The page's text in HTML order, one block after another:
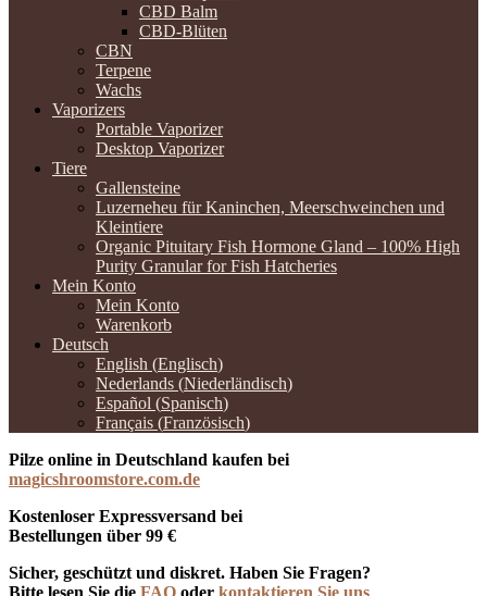
CBD Balm
CBD-Blüten
CBN
Terpene
Wachs
Vaporizers
Portable Vaporizer
Desktop Vaporizer
Tiere
Gallensteine
Luzerneheu für Kaninchen, Meerschweinchen und
Kleintiere
Organic Pituitary Fish Hormone Gland – 100% High
Purity Granular for Fish Hatcheries
Mein Konto
Mein Konto
Warenkorb
Deutsch
English (Englisch)
Nederlands (Niederländisch)
Español (Spanisch)
Français (Französisch)
Pilze online in Deutschland kaufen bei
magicshroomstore.com.de
Kostenloser Expressversand bei
Bestellungen über 99 €
Sicher, geschützt und diskret. Haben Sie Fragen?
Bitte lesen Sie die FAQ oder kontaktieren Sie uns